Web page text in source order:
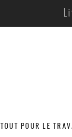
TOUT POUR LE